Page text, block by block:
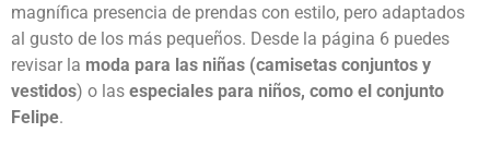
magnífica presencia de prendas con estilo, pero adaptados
al gusto de los más pequeños. Desde la página 6 puedes
revisar la moda para las niñas (camisetas conjuntos y
vestidos) o las especiales para niños, como el conjunto
Felipe.